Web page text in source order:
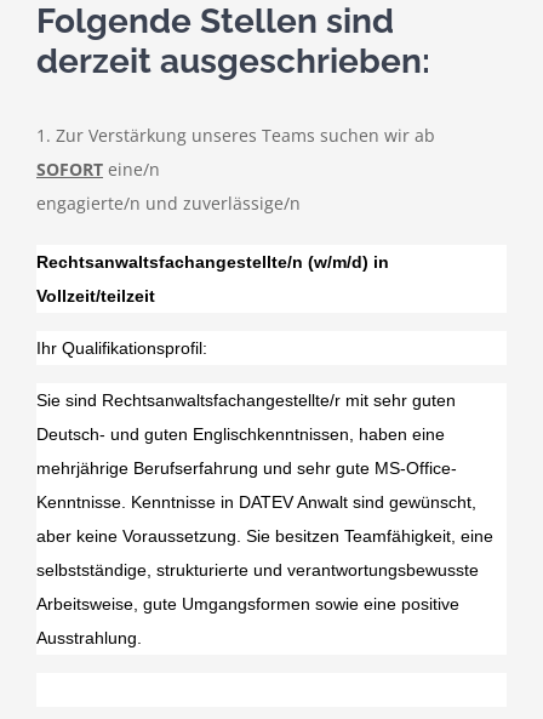
Folgende Stellen sind
derzeit ausgeschrieben:
1. Zur Verstärkung unseres Teams suchen wir ab
SOFORT eine/n
engagierte/n und zuverlässige/n
Rechtsanwaltsfachangestellte/n (w/m/d) in
Vollzeit/teilzeit
Ihr Qualifikationsprofil:
Sie sind Rechtsanwaltsfachangestellte/r mit sehr guten
Deutsch- und guten Englischkenntnissen, haben eine
mehrjährige Berufserfahrung und sehr gute MS-Office-
Kenntnisse. Kenntnisse in DATEV Anwalt sind gewünscht,
aber keine Voraussetzung. Sie besitzen Teamfähigkeit, eine
selbstständige, strukturierte und verantwortungsbewusste
Arbeitsweise, gute Umgangsformen sowie eine positive
Ausstrahlung.